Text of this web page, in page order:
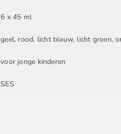
6 x 45 ml
geel, rood, licht blauw, licht groen,
voor jonge kinderen
SES